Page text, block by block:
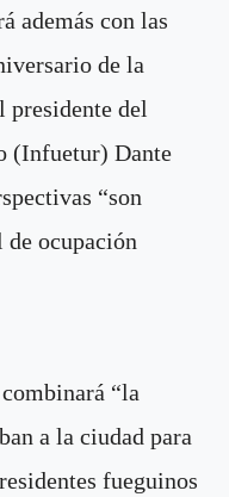
además con las
de la
presidente del
(Infuetur) Dante
“son
de ocupación
“la
a la ciudad para
fueguinos